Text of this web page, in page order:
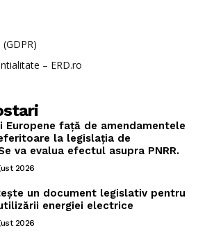
– ERD.ro
Europene față de amendamentele
la legislația de
va evalua efectul asupra PNRR.
2026
un document legislativ pentru
energiei electrice
2026